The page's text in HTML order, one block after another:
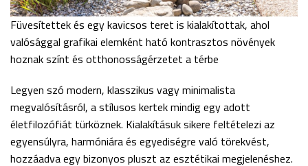
Füvesítettek és egy kavicsos teret is kialakítottak, ahol
valósággal grafikai elemként ható kontrasztos növények
hoznak színt és otthonosságérzetet a térbe
Legyen szó modern, klasszikus vagy minimalista
megvalósításról, a stílusos kertek mindig egy adott
életfilozófiát türköznek. Kialakításuk sikere feltételezi az
egyensúlyra, harmóniára és egyediségre való törekvést,
hozzáadva egy bizonyos pluszt az esztétikai megjelenéshez.